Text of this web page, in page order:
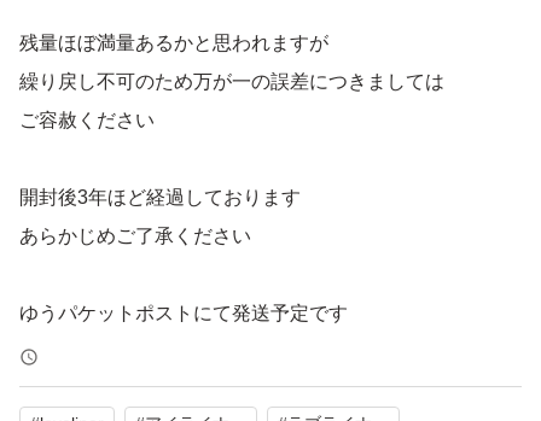
残量ほぼ満量あるかと思われますが
繰り戻し不可のため万が一の誤差につきましては
ご容赦ください
開封後3年ほど経過しております
あらかじめご了承ください
ゆうパケットポストにて発送予定です